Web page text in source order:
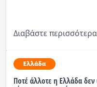
Διαβάστε
Ελλάδα
Ποτέ άλλοτε η Ελλάδα